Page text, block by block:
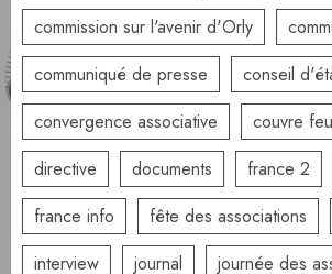
commission sur l'avenir d'Orly
communiqué de presse
conseil
convergence associative
couvre feu
directive
documents france 2
france info
fête des associations
interview
journal journée des